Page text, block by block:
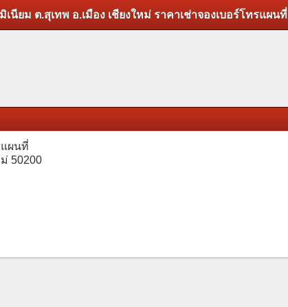
เนียม ต.สุเทพ อ.เมือง เชียงใหม่ ราคาเช่าจองเบอร์โทรแผนที่
ทรแผนที่
หม่ 50200